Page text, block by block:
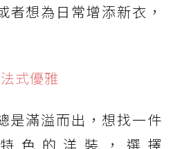
者想為日常增添新衣，
法式優雅
是滿溢而出，想找一件
色的洋裝，選擇